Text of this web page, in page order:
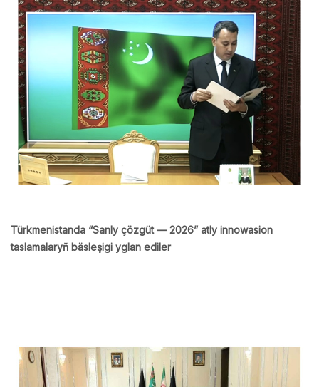
Türkmenistanda “Sanly çözgüt — 2026” atly innowasion
taslamalaryň bäsleşigi yglan ediler